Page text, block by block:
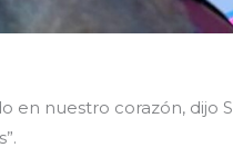
nuestro corazón, dijo